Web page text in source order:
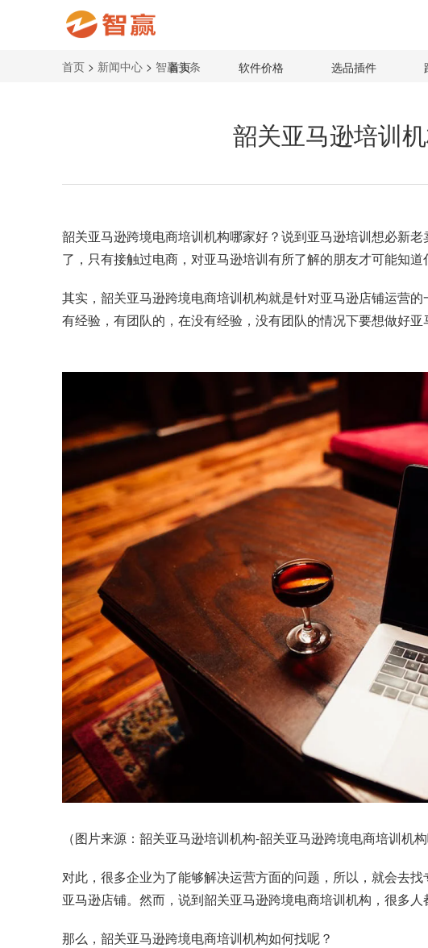
首页 软件价格 选品插件
首页 > 新闻中心 > 智赢头条
韶关亚马逊培训
韶关亚马逊跨境电商培训机构哪家好？说到亚马逊培训想必新
了，只有接触过电商，对亚马逊培训有所了解的朋友才可能知道
其实，韶关亚马逊跨境电商培训机构就是针对亚马逊店铺运营
有经验，有团队的，在没有经验，没有团队的情况下要想做好亚
（图片来源：韶关亚马逊培训机构-韶关亚马逊跨境电商培训机构
对此，很多企业为了能够解决运营方面的问题，所以，就会去
亚马逊店铺。然而，说到韶关亚马逊跨境电商培训机构，很多人
那么，韶关亚马逊跨境电商培训机构如何找呢？